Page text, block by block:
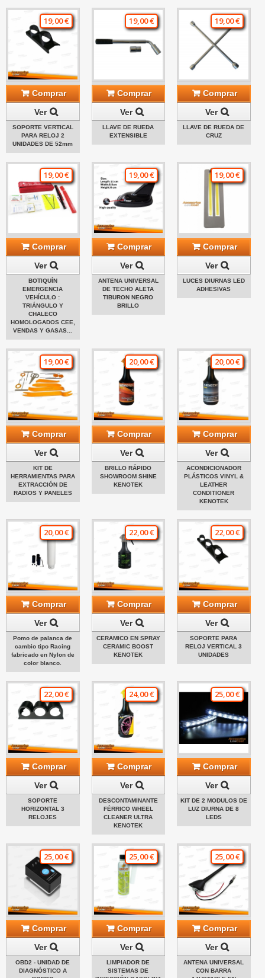
19,00 €
Comprar
Ver
SOPORTE VERTICAL
PARA RELOJ 2
UNIDADES DE 52mm
19,00 €
Comprar
Ver
LLAVE DE RUEDA
EXTENSIBLE
19,00 €
Comprar
Ver
LLAVE DE RUEDA DE
CRUZ
19,00 €
Comprar
Ver
BOTIQUÍN
EMERGENCIA
VEHÍCULO :
TRIÁNGULO Y
CHALECO
HOMOLOGADOS CEE,
VENDAS Y GASAS...
19,00 €
Comprar
Ver
ANTENA UNIVERSAL
DE TECHO ALETA
TIBURON NEGRO
BRILLO
19,00 €
Comprar
Ver
LUCES DIURNAS LED
ADHESIVAS
19,00 €
Comprar
Ver
KIT DE
HERRAMIENTAS PARA
EXTRACCIÓN DE
RADIOS Y PANELES
20,00 €
Comprar
Ver
BRILLO RÁPIDO
SHOWROOM SHINE
KENOTEK
20,00 €
Comprar
Ver
ACONDICIONADOR
PLÁSTICOS VINYL &
LEATHER
CONDITIONER
KENOTEK
20,00 €
Comprar
Ver
Pomo de palanca de
cambio tipo Racing
fabricado en Nylon de
color blanco.
22,00 €
Comprar
Ver
CERAMICO EN SPRAY
CERAMIC BOOST
KENOTEK
22,00 €
Comprar
Ver
SOPORTE PARA
RELOJ VERTICAL 3
UNIDADES
22,00 €
Comprar
Ver
SOPORTE
HORIZONTAL 3
RELOJES
24,00 €
Comprar
Ver
DESCONTAMINANTE
FÉRRICO WHEEL
CLEANER ULTRA
KENOTEK
25,00 €
Comprar
Ver
KIT DE 2 MODULOS DE
LUZ DIURNA DE 8
LEDS
25,00 €
Comprar
Ver
OBD2 - UNIDAD DE
DIAGNÓSTICO A
25,00 €
Comprar
Ver
LIMPIADOR DE
SISTEMAS DE
25,00 €
Comprar
Ver
ANTENA UNIVERSAL
CON BARRA